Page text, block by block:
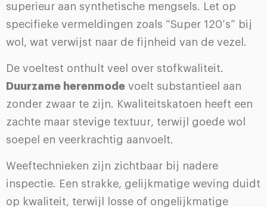
superieur aan synthetische mengsels. Let op
specifieke vermeldingen zoals “Super 120’s” bij
wol, wat verwijst naar de fijnheid van de vezel.
De voeltest onthult veel over stofkwaliteit.
Duurzame herenmode voelt substantieel aan
zonder zwaar te zijn. Kwaliteitskatoen heeft een
zachte maar stevige textuur, terwijl goede wol
soepel en veerkrachtig aanvoelt.
Weeftechnieken zijn zichtbaar bij nadere
inspectie. Een strakke, gelijkmatige weving duidt
op kwaliteit, terwijl losse of ongelijkmatige